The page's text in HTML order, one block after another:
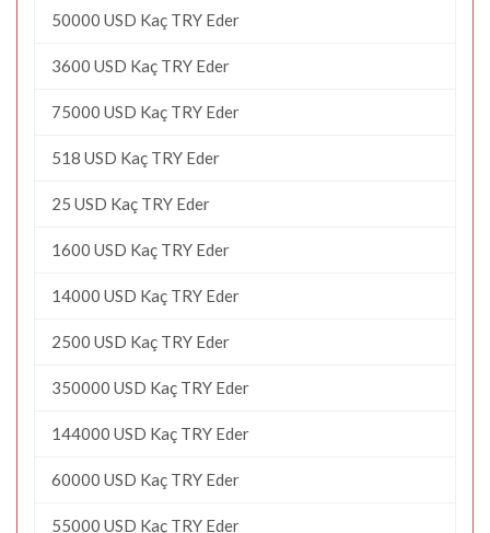
50000 USD Kaç TRY Eder
3600 USD Kaç TRY Eder
75000 USD Kaç TRY Eder
518 USD Kaç TRY Eder
25 USD Kaç TRY Eder
1600 USD Kaç TRY Eder
14000 USD Kaç TRY Eder
2500 USD Kaç TRY Eder
350000 USD Kaç TRY Eder
144000 USD Kaç TRY Eder
60000 USD Kaç TRY Eder
55000 USD Kaç TRY Eder